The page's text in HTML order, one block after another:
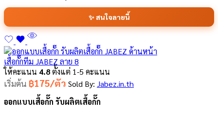
✨ สนใจลายนี้
เสื้อกั๊กทีม JABEZ ลาย 8
ให้คะแนน 4.8ตั้งแต่ 1-5 คะแนน
เริ่มต้น ฿175/ตัว Sold By: Jabez.in.th
ออกแบบเสื้อกั๊ก รับผลิตเสื้อกั๊ก